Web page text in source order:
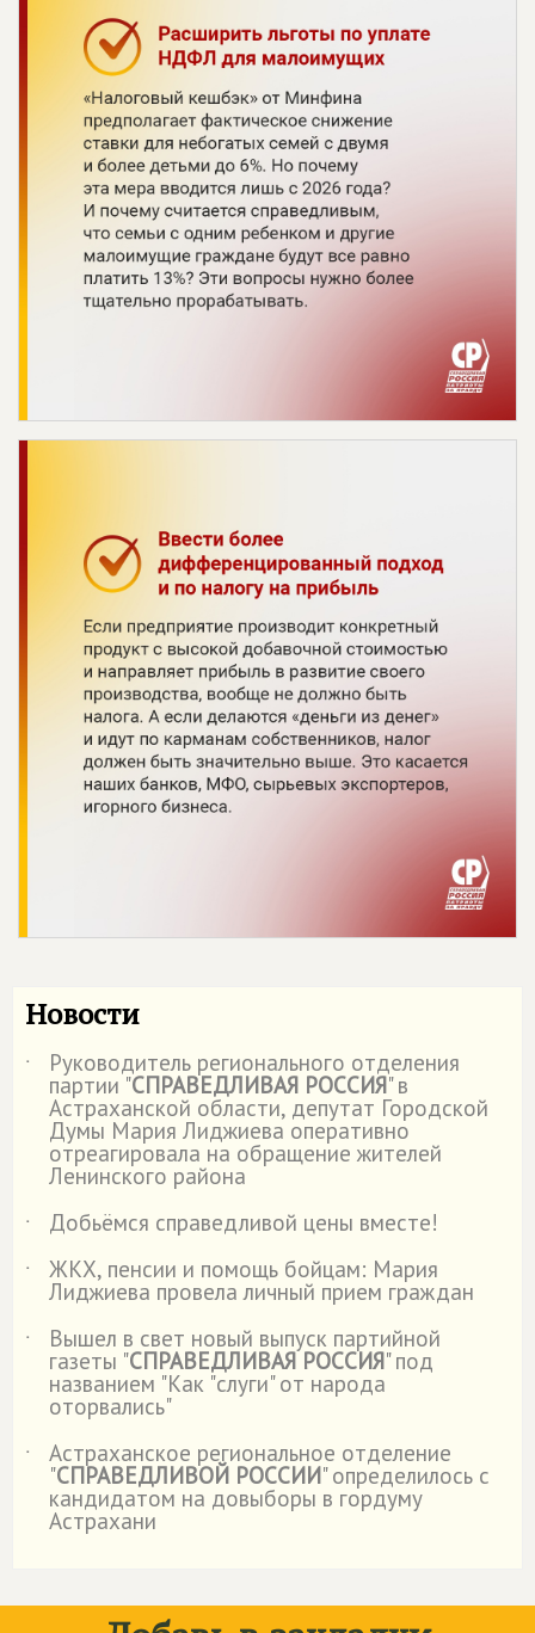
Новости
˙ Руководитель регионального отделения
партии "СПРАВЕДЛИВАЯ РОССИЯ" в
Астраханской области, депутат Городской
Думы Мария Лиджиева оперативно
отреагировала на обращение жителей
Ленинского района
˙
Добьёмся справедливой цены вместе!
˙
ЖКХ, пенсии и помощь бойцам: Мария
Лиджиева провела личный прием граждан
˙
Вышел в свет новый выпуск партийной
газеты "СПРАВЕДЛИВАЯ РОССИЯ" под
названием "Как "слуги" от народа
оторвались"
˙
Астраханское региональное отделение
"СПРАВЕДЛИВОЙ РОССИИ" определилось с
кандидатом на довыборы в гордуму
Астрахани